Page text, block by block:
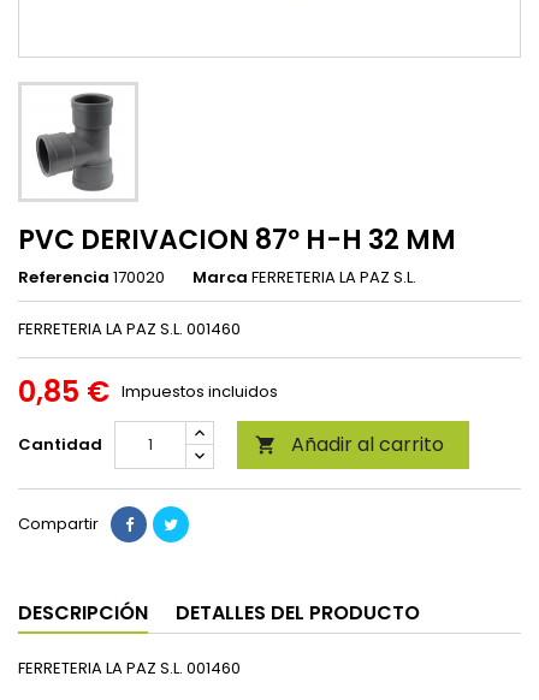
PVC DERIVACION 87º H-H 32 MM
Referencia 170020 Marca FERRETERIA LA PAZ S.L.
FERRETERIA LA PAZ S.L. 001460
0,85 € Impuestos incluidos
Cantidad  Añadir al carrito
Compartir
DESCRIPCIÓN DETALLES DEL PRODUCTO
FERRETERIA LA PAZ S.L. 001460